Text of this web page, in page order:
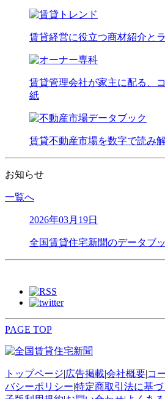
賃貸経営に役立つ商材紹介と
賃貸管理会社が家主に配る、
紙
賃貸不動産市場を数字で読み
お知らせ
一覧へ
2026年03月19日
全国賃貸住宅新聞のデータブ
PAGE TOP
トップページ|広告掲載|会社概要|コ
バシーポリシー|特定商取引法に基